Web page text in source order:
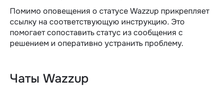
Помимо оповещения о статусе Wazzup прикрепляет
ссылку на соответствующую инструкцию. Это
помогает сопоставить статус из сообщения с
решением и оперативно устранить проблему.
Чаты Wazzup